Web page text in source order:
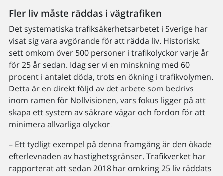
Fler liv måste räddas i vägtrafiken
Det systematiska trafiksäkerhetsarbetet i Sverige har
visat sig vara avgörande för att rädda liv. Historiskt
sett omkom över 500 personer i trafikolyckor varje år
för 25 år sedan. Idag ser vi en minskning med 60
procent i antalet döda, trots en ökning i trafikvolymen.
Detta är en direkt följd av det arbete som bedrivs
inom ramen för Nollvisionen, vars fokus ligger på att
skapa ett system av säkrare vägar och fordon för att
minimera allvarliga olyckor.
– Ett tydligt exempel på denna framgång är den ökade
efterlevnaden av hastighetsgränser. Trafikverket har
rapporterat att sedan 2018 har omkring 25 liv räddats